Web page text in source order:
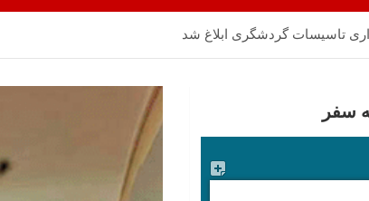
تاسیسات گردشگری ابلاغ شد
سفر